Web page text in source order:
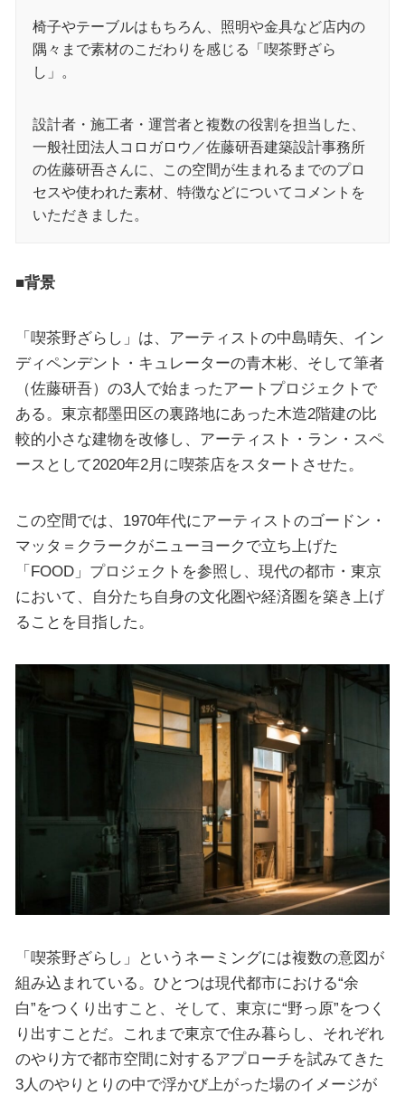
椅子やテーブルはもちろん、照明や金具など店内の
隅々まで素材のこだわりを感じる「喫茶野ざら
し」。
設計者・施工者・運営者と複数の役割を担当した、
一般社団法人コロガロウ／佐藤研吾建築設計事務所
の佐藤研吾さんに、この空間が生まれるまでのプロ
セスや使われた素材、特徴などについてコメントを
いただきました。
■背景
「喫茶野ざらし」は、アーティストの中島晴矢、イン
ディペンデント・キュレーターの青木彬、そして筆者
（佐藤研吾）の3人で始まったアートプロジェクトで
ある。東京都墨田区の裏路地にあった木造2階建の比
較的小さな建物を改修し、アーティスト・ラン・スペ
ースとして2020年2月に喫茶店をスタートさせた。
この空間では、1970年代にアーティストのゴードン・
マッタ＝クラークがニューヨークで立ち上げた
「FOOD」プロジェクトを参照し、現代の都市・東京
において、自分たち自身の文化圏や経済圏を築き上げ
ることを目指した。
「喫茶野ざらし」というネーミングには複数の意図が
組み込まれている。ひとつは現代都市における“余
白”をつくり出すこと、そして、東京に“野っ原”をつく
り出すことだ。これまで東京で住み暮らし、それぞれ
のやり方で都市空間に対するアプローチを試みてきた
3人のやりとりの中で浮かび上がった場のイメージが